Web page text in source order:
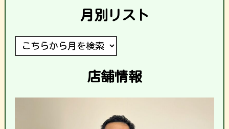
月別リスト
店舗情報